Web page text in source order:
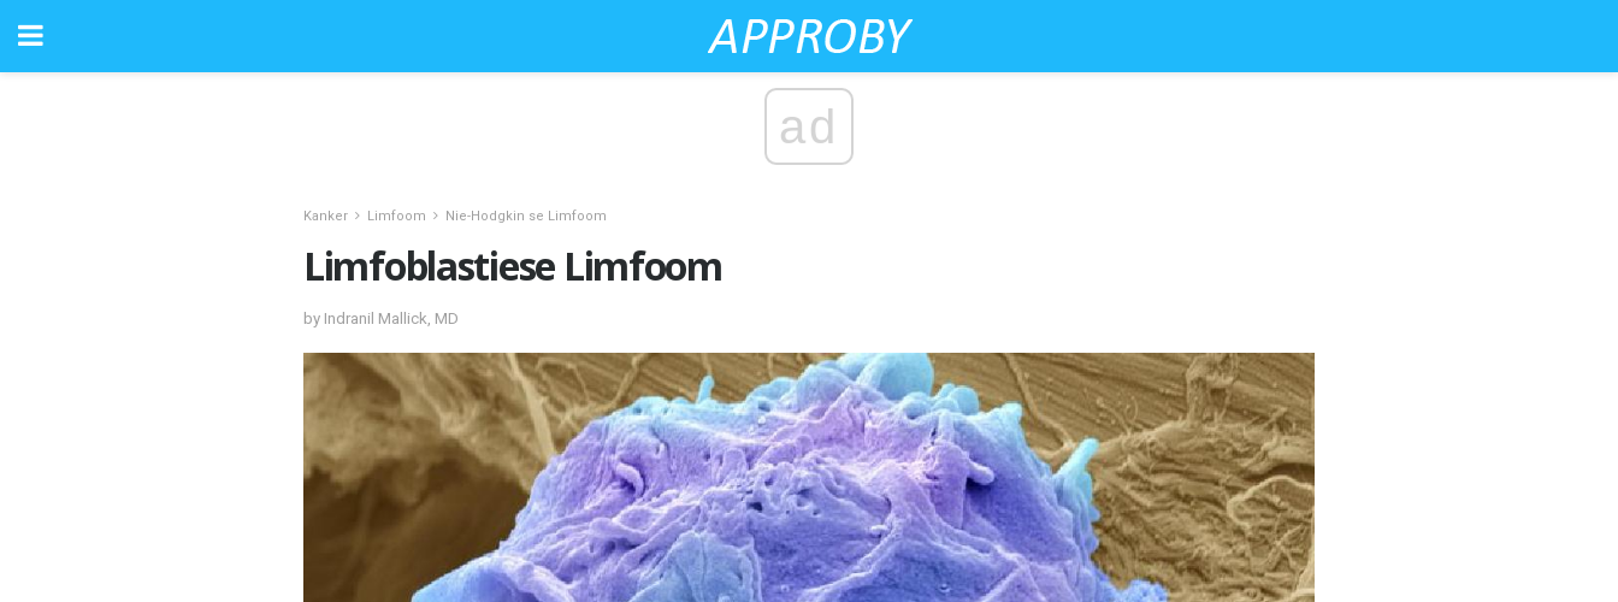
ad
Kanker Limfoom Nie-Hodgkin se Limfoom
Limfoblastiese Limfoom
by Indranil Mallick, MD